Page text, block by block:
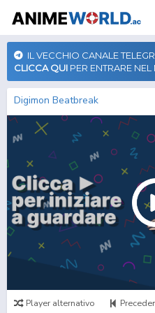
IL VECCHIO CANALE
CLICCA QUI PER ENTRARE
Digimon Beatbreak
Player alternativo